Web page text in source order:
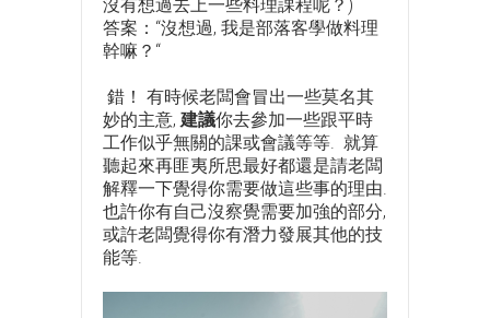
沒有想過去上一些料理課程呢？)
答案：“沒想過, 我是部落客學做料理
幹嘛？“
錯！ 有時候老闆會冒出一些莫名其
妙的主意, 建議你去參加一些跟平時
工作似乎無關的課或會議等等. 就算
聽起來再匪夷所思最好都還是請老闆
解釋一下覺得你需要做這些事的理由.
也許你有自己沒察覺需要加強的部分,
或許老闆覺得你有潛力發展其他的技
能等.